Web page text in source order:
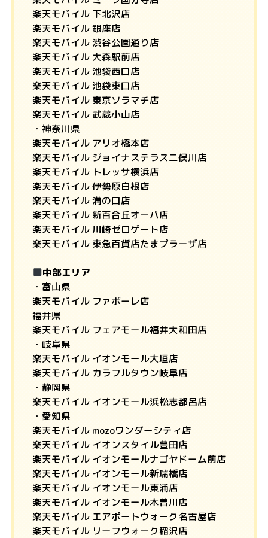
楽天モバイル 下北沢店
楽天モバイル 銀座店
楽天モバイル 渋谷公園通り店
楽天モバイル 大森駅前店
楽天モバイル 池袋西口店
楽天モバイル 池袋東口店
楽天モバイル 東京ソラマチ店
楽天モバイル 武蔵小山店
・神奈川県
楽天モバイル アリオ橋本店
楽天モバイル ジョイナステラス二俣川店
楽天モバイル トレッサ横浜店
楽天モバイル 伊勢原白根店
楽天モバイル 溝の口店
楽天モバイル 新百合丘オーパ店
楽天モバイル 川崎ゼロゲート店
楽天モバイル 東急百貨店たまプラーザ店
中部エリア
・富山県
楽天モバイル ファボーレ店
福井県
楽天モバイル フェアモール福井大和田店
・岐阜県
楽天モバイル イオンモール大垣店
楽天モバイル カラフルタウン岐阜店
・静岡県
楽天モバイル イオンモール浜松志都呂店
・愛知県
楽天モバイル mozoワンダーシティ店
楽天モバイル イオンスタイル豊田店
楽天モバイル イオンモールナゴヤドーム前店
楽天モバイル イオンモール新瑞橋店
楽天モバイル イオンモール東浦店
楽天モバイル イオンモール木曽川店
楽天モバイル エアポートウォーク名古屋店
楽天モバイル リーフウォーク稲沢店